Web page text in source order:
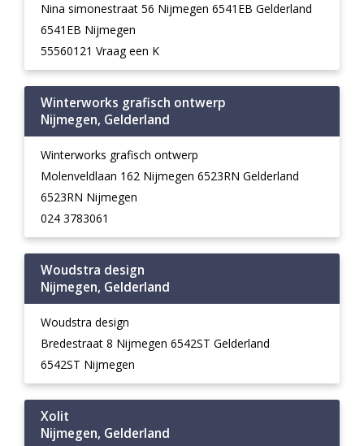
Nina simonestraat 56 Nijmegen 6541EB Gelderland
6541EB Nijmegen
55560121 Vraag een K
Winterworks grafisch ontwerp
Nijmegen, Gelderland
Winterworks grafisch ontwerp
Molenveldlaan 162 Nijmegen 6523RN Gelderland
6523RN Nijmegen
024 3783061
Woudstra design
Nijmegen, Gelderland
Woudstra design
Bredestraat 8 Nijmegen 6542ST Gelderland
6542ST Nijmegen
Xolit
Nijmegen, Gelderland